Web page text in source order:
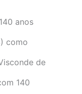
anos
como
de
140